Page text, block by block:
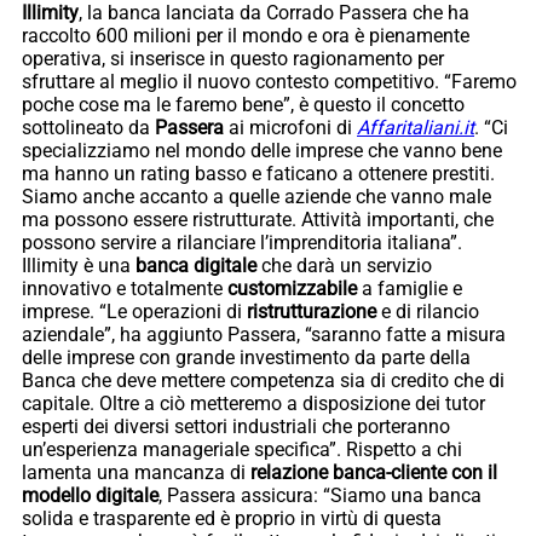
Illimity, la banca lanciata da Corrado Passera che ha
raccolto 600 milioni per il mondo e ora è pienamente
operativa, si inserisce in questo ragionamento per
sfruttare al meglio il nuovo contesto competitivo. “Faremo
poche cose ma le faremo bene”, è questo il concetto
sottolineato da Passera ai microfoni di Affaritaliani.it. “Ci
specializziamo nel mondo delle imprese che vanno bene
ma hanno un rating basso e faticano a ottenere prestiti.
Siamo anche accanto a quelle aziende che vanno male
ma possono essere ristrutturate. Attività importanti, che
possono servire a rilanciare l’imprenditoria italiana”.
Illimity è una banca digitaleche darà un servizio
innovativo e totalmente customizzabilea famiglie e
imprese. “Le operazioni di ristrutturazionee di rilancio
aziendale”, ha aggiunto Passera, “saranno fatte a misura
delle imprese con grande investimento da parte della
Banca che deve mettere competenza sia di credito che di
capitale. Oltre a ciò metteremo a disposizione dei tutor
esperti dei diversi settori industriali che porteranno
un’esperienza manageriale specifica”. Rispetto a chi
lamenta una mancanza di relazione banca-cliente con il
modello digitale, Passera assicura: “Siamo una banca
solida e trasparente ed è proprio in virtù di questa